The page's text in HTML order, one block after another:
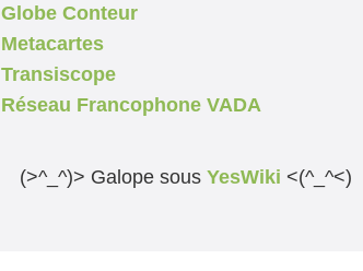
Globe Conteur
Metacartes
Transiscope
Réseau Francophone VADA
(>^_^)> Galope sous YesWiki <(^_^<)